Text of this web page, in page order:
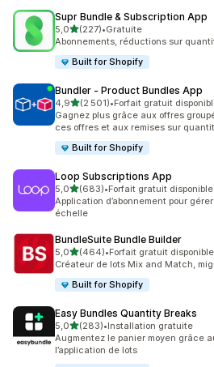
Supr Bundle & Subscription App
5,0étoile(s) sur 5
(227)
227 avis au total
•Gratuite
Abonnements, réductions sur
Built for Shopify
Bundler ‑ Product Bundles App
4,9étoile(s) sur 5
(2 501)
2501 avis au total
•Forfait gratuit
Gagnez plus grâce aux offres
ces offres et aux remises sur
Built for Shopify
Loop Subscriptions App
5,0étoile(s) sur 5
(683)
683 avis au total
•Forfait gratuit disponible
Application d’abonnement pour
échelle
BundleSuite Bundle Builder
5,0étoile(s) sur 5
(464)
464 avis au total
•Forfait gratuit disponible
Créateur de lots Mix and Match,
Built for Shopify
Easy Bundles Quantity Breaks
5,0étoile(s) sur 5
(283)
283 avis au total
•Installation gratuite
Augmentez le panier moyen grâce
l’application de lots